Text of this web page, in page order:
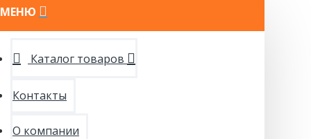
МЕНЮ
Каталог товаров
Контакты
О компании